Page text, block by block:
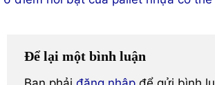
Để lại một bình luận